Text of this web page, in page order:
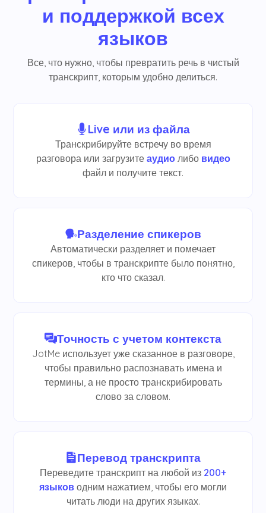
и поддержкой всех
языков
Все, что нужно, чтобы превратить речь в чистый
транскрипт, которым удобно делиться.
Live или из файла
Транскрибируйте встречу во время
разговора или загрузите аудиолибо видео
файл и получите текст.
Разделение спикеров
Автоматически разделяет и помечает
спикеров, чтобы в транскрипте было понятно,
кто что сказал.
Точность с учетом контекста
JotMe использует уже сказанное в разговоре,
чтобы правильно распознавать имена и
термины, а не просто транскрибировать
слово за словом.
Перевод транскрипта
Переведите транскрипт на любой из 200+
языков одним нажатием, чтобы его могли
читать люди на других языках.